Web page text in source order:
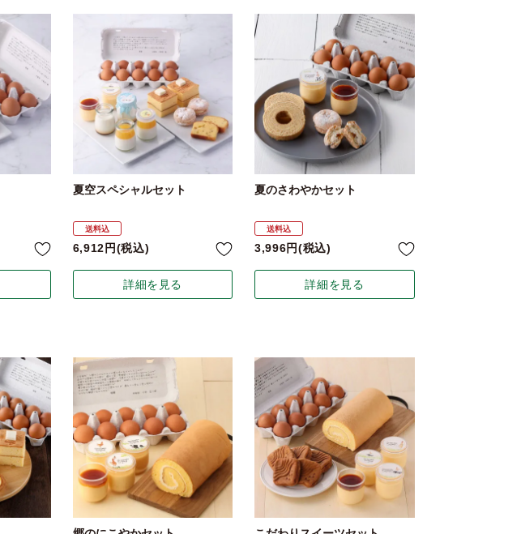
夏空スペシャルセット
送料込
6,912 税込
詳細を見る
夏のさわやかセット
送料込
3,996 税込
詳細を見る